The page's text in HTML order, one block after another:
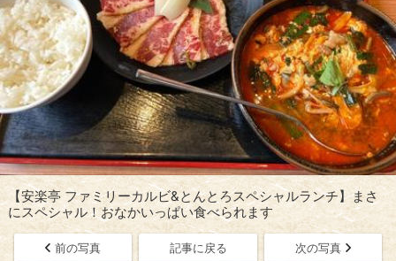
【安楽亭 ファミリーカルビ&とんとろスペシャルランチ】まさ
にスペシャル！おなかいっぱい食べられます
前の写真 記事に戻る 次の写真